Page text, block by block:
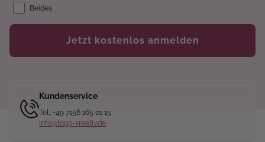
Beides
Jetzt kostenlos anmelden
Kundenservice
Tel.: +49 7156 165 01 15
info@topp-kreativ.de